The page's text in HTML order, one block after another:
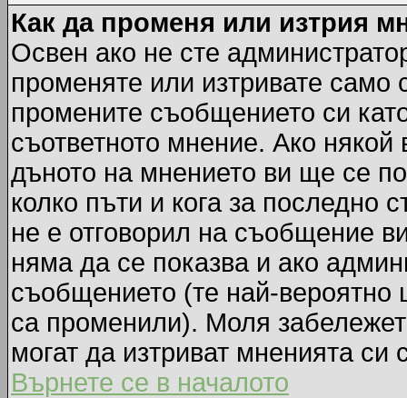
Как да променя или изтрия
Освен ако не сте
променяте или изтривате
промените съобщението си
съответното мнение. Ако
дъното на мнението ви ще се
колко пъти и кога за последно
не е отговорил на съобщение
няма да се показва и ако
съобщението (те най-
са променили). Моля
могат да изтриват мненията си
Върнете се в началото